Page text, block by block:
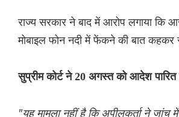
राज्य सरकार ने बाद में आरोप लगाया कि
मोबाइल फोन नदी में फेंकने की बात कहकर
सुप्रीम कोर्ट ने 20 अगस्त को आदेश
"यह मामला नहीं है कि अपीलकर्ता ने जांच में